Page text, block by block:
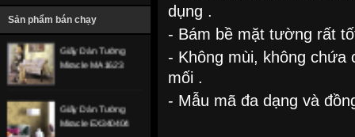
Sản phẩm bán chạy
Miracle MA 1623
Miracle EX340404
dụng .
- Bám bề mặt tường rất
- Không mùi, không chứa
mối .
- Mẫu mã đa dạng và